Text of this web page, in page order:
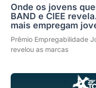
Onde os jovens
BAND e CIEE
mais empregam
Prêmio Empregabilidade
revelou as marcas